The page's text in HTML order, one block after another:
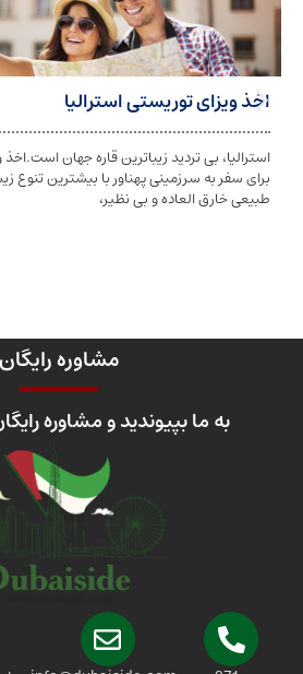
توریستی استرالیا
تردید زیباترین قاره جهان است.اخذ ویزای توریستی
سرزمینی پهناور با بیشترین تنوع زیستی و گیاهی،
العاده و بی نظیر،
مشاوره رایگان
بپیوندید و مشاوره رایگان دریافت